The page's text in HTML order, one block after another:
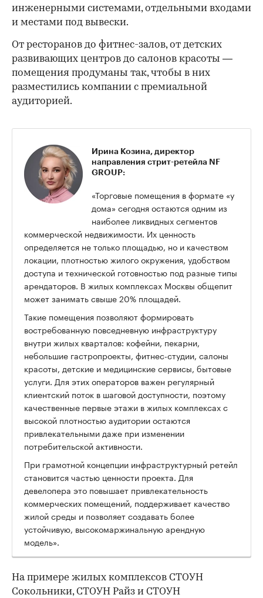
инженерными системами, отдельными входами
и местами под вывески.
От ресторанов до фитнес-залов, от детских
развивающих центров до салонов красоты —
помещения продуманы так, чтобы в них
разместились компании с премиальной
аудиторией.
Ирина Козина, директор
направления стрит-ретейла NF
GROUP:
«Торговые помещения в формате «у
дома» сегодня остаются одним из
наиболее ликвидных сегментов
коммерческой недвижимости. Их ценность
определяется не только площадью, но и качеством
локации, плотностью жилого окружения, удобством
доступа и технической готовностью под разные типы
арендаторов. В жилых комплексах Москвы общепит
может занимать свыше 20% площадей.
Такие помещения позволяют формировать
востребованную повседневную инфраструктуру
внутри жилых кварталов: кофейни, пекарни,
небольшие гастропроекты, фитнес-студии, салоны
красоты, детские и медицинские сервисы, бытовые
услуги. Для этих операторов важен регулярный
клиентский поток в шаговой доступности, поэтому
качественные первые этажи в жилых комплексах с
высокой плотностью аудитории остаются
привлекательными даже при изменении
потребительской активности.
При грамотной концепции инфраструктурный ретейл
становится частью ценности проекта. Для
девелопера это повышает привлекательность
коммерческих помещений, поддерживает качество
жилой среды и позволяет создавать более
устойчивую, высокомаржинальную арендную
модель».
На примере жилых комплексов СТОУН
Сокольники, СТОУН Райз и СТОУН